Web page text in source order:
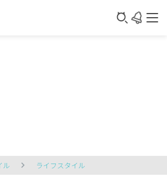
ル ライフスタイル